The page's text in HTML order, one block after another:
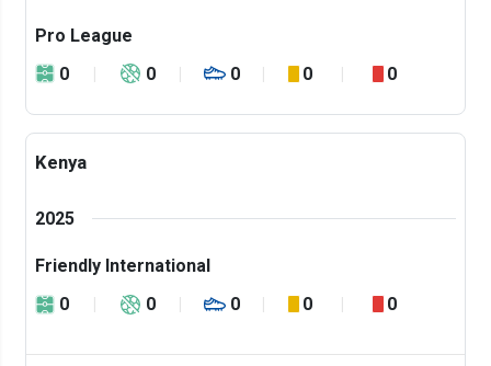
Pro League
0
0 0 0 0
Kenya
2025
Friendly International
0
0 0 0 0